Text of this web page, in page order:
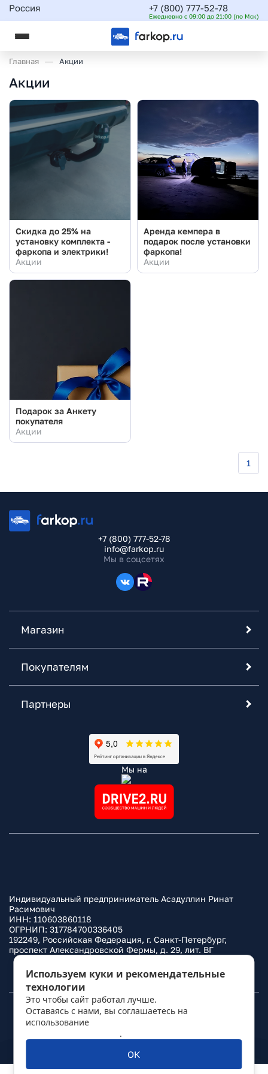
Россия +7 (800) 777-52-78
Ежедневно с 09:00 до 21:00 (по Мск)
Главная Акции
Акции
Скидка до 25% на
установку комплекта -
фаркопа и электрики!
Акции
Аренда кемпера в
подарок после установки
фаркопа!
Акции
Подарок за Анкету
покупателя
Акции
1
+7 (800) 777-52-78
info@farkop.ru
Мы в соцсетях
Магазин
Покупателям
Партнеры
Мы на
Индивидуальный предприниматель Асадуллин Ринат
Расимович
ИНН: 110603860118
ОГРНИП: 317784700336405
192249, Российская Федерация, г. Санкт-Петербург,
проспект Александровской Фермы, д. 29, лит. ВГ
Политика конфиденциальности
© 2010– 2026Фаркоп.ру
Используем куки и рекомендательные
технологии
Это чтобы сайт работал лучше.
Оставаясь с нами, вы соглашаетесь на
использование
.
ОК